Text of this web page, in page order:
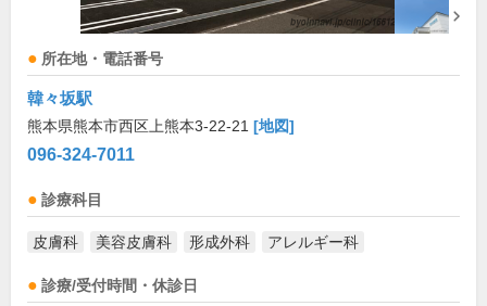
所在地・電話番号
韓々坂駅
熊本県熊本市西区上熊本3-22-21 [地図]
096-324-7011
診療科目
皮膚科 美容皮膚科 形成外科 アレルギー科
診療/受付時間・休診日